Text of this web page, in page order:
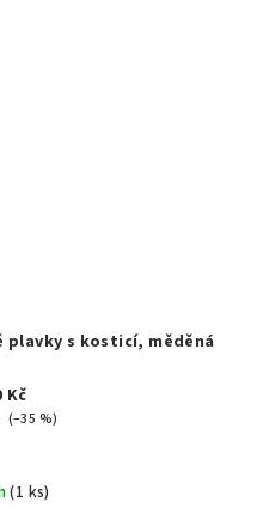
plavky s kosticí, měděná
Kč
(–35 %)
(1 ks)